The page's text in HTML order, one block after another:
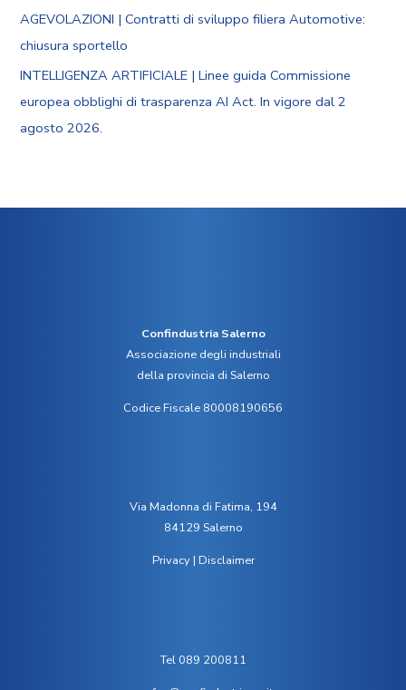
AGEVOLAZIONI | Contratti di sviluppo filiera Automotive:
chiusura sportello
INTELLIGENZA ARTIFICIALE | Linee guida Commissione
europea obblighi di trasparenza AI Act. In vigore dal 2
agosto 2026.
Confindustria Salerno
Associazione degli industriali
della provincia di Salerno
Codice Fiscale 80008190656
Via Madonna di Fatima, 194
84129 Salerno
Privacy| Disclaimer
Tel 089 200811